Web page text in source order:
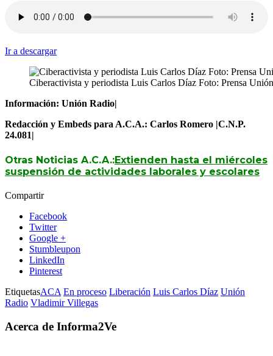
Ir a descargar
Ciberactivista y periodista Luis Carlos Díaz Foto: Prensa
Información: Unión Radio|
Redacción y Embeds para A.C.A.: Carlos Romero |C.N.P.
24.081|
Otras Noticias A.C.A.:Extienden hasta el miércoles
suspensión de actividades laborales y escolares
Compartir
Facebook
Twitter
Google +
Stumbleupon
LinkedIn
Pinterest
EtiquetasACA En proceso Liberación Luis Carlos Díaz Unión
Radio Vladimir Villegas
Acerca de Informa2Ve